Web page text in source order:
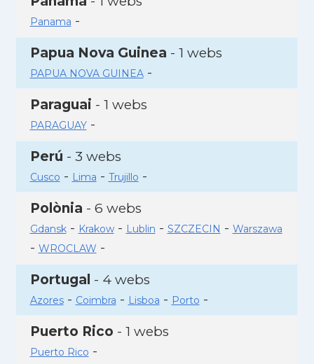
Panama -
Papua Nova Guinea - 1 webs
PAPUA NOVA GUINEA-
Paraguai - 1 webs
PARAGUAY-
Perú - 3 webs
Cusco - Lima - Trujillo -
Polònia - 6 webs
Gdansk- Krakow- Lublin - SZCZECIN - Warszawa
- WROCLAW -
Portugal - 4 webs
Azores- Coimbra - Lisboa - Porto -
Puerto Rico - 1 webs
Puerto Rico -